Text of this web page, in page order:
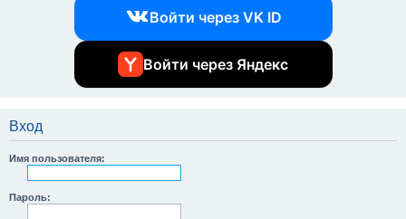
Войти через VK ID
Войти через Яндекс
Вход
Имя пользователя:
Пароль: